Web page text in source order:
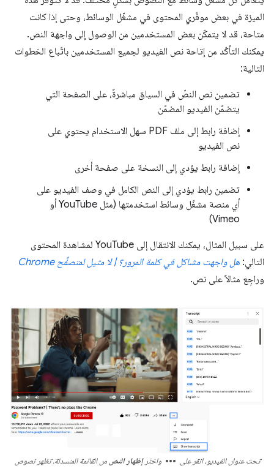
الميزة في بعض موفّري المحتوى في مشغّل الوسائط، وحتى إذا كانت
متاحة، قد لا يتمكّن بعض المستخدمين من الوصول إلى واجهة النص.
يمكنك التأكّد من إتاحة نص الفيديو لجميع المستخدمين باتّباع الخطوات
التالية:
تضمين نص النصّ في السياق مباشرةً، على الصفحة التي
يتضمّن الفيديو المضمّن
إضافة رابط إلى ملف PDF سهل الاستخدام يحتوي على
نص الفيديو
إضافة رابط يؤدي إلى النسخة على صفحة أخرى
تضمين رابط يؤدي إلى النص الكامل في وصف الفيديو على
أي منصة مشغّل وسائط استخدمتها (مثل YouTube أو
Vimeo)
على سبيل المثال، يمكنك الانتقال إلى YouTube لمشاهدة المحتوى
التالي: هل واجهت مشاكل في كلمة المرور؟ | لا مثيل لمتصفِّح Chrome
وراجِع مثالاً على نص.
تحت عنوان الفيديو، انقر على more_horiz واختَرإظهار النص من القائمة المنسدلة. تظهر نصوص